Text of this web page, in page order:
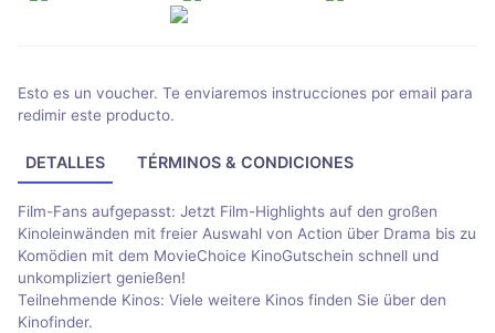
Esto es un voucher. Te enviaremos instrucciones por email para
redimir este producto.
DETALLES TÉRMINOS & CONDICIONES
Film-Fans aufgepasst: Jetzt Film-Highlights auf den großen
Kinoleinwänden mit freier Auswahl von Action über Drama bis zu
Komödien mit dem MovieChoice KinoGutschein schnell und
unkompliziert genießen!
Teilnehmende Kinos: Viele weitere Kinos finden Sie über den
Kinofinder.